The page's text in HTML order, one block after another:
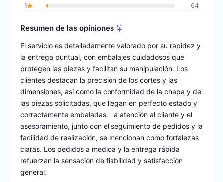
1
64
Resumen de las opiniones
El servicio es detalladamente valorado por su rapidez y
la entrega puntual, con embalajes cuidadosos que
protegen las piezas y facilitan su manipulación. Los
clientes destacan la precisión de los cortes y las
dimensiones, así como la conformidad de la chapa y de
las piezas solicitadas, que llegan en perfecto estado y
correctamente embaladas. La atención al cliente y el
asesoramiento, junto con el seguimiento de pedidos y la
facilidad de realización, se mencionan como fortalezas
claras. Los pedidos a medida y la entrega rápida
refuerzan la sensación de fiabilidad y satisfacción
general.